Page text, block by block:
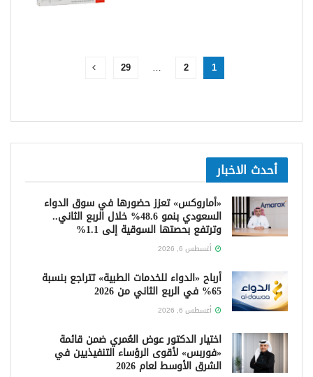
1
2
…
29
أحدث الاخبار
«أماروكس» تعزز حضورها في سوق الدواء
السعودي بنمو 48.6% خلال الربع الثاني..
وترتفع بحصتها السوقية إلى 1.1%
أغسطس 6, 2026
أرباح «الدواء للخدمات الطبية» تتراجع بنسبة
65% في الربع الثاني من 2026
أغسطس 6, 2026
اختيار الدكتور عوض العُمري ضمن قائمة
«فوربس» لأقوى الرؤساء التنفيذيين في
الشرق الأوسط لعام 2026